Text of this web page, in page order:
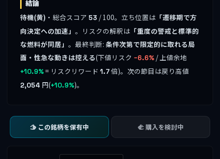
結論
待機(黄) ・総合スコア 53 / 100。立ち位置は 「遷移期で方
向決定への加速」 。リスクの解釈は 「重度の警戒と標準的
な燃料が同居」 。最終判断: 条件次第で限定的に取れる局
面・性急な動きは控える(下値リスク −6.6% / 上値余地
+10.9%= リスクリワード1.7倍)。次の節目は戻り高値
2,054 円(+10.9%)。
🫱 この銘柄を保有中 🫲 購入を検討中